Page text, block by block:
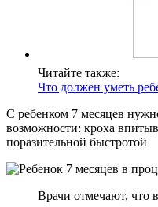
Читайте также:
Что должен уметь
С ребенком 7 месяцев
возможности: кроха
поразительной быстротой
Врачи отмечают, что